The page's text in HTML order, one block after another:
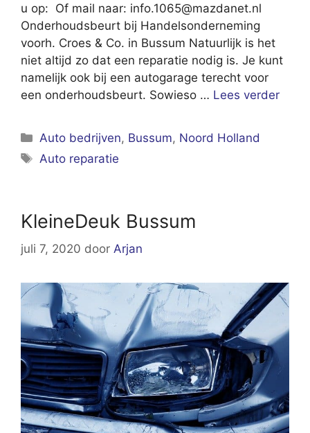
u op: Of mail naar: info.1065@mazdanet.nl
Onderhoudsbeurt bij Handelsonderneming
voorh. Croes & Co. in Bussum Natuurlijk is het
niet altijd zo dat een reparatie nodig is. Je kunt
namelijk ook bij een autogarage terecht voor
een onderhoudsbeurt. Sowieso … Lees verder
Categorieën
Auto bedrijven, Bussum, Noord Holland
Tags
Auto reparatie
KleineDeuk Bussum
juli 7, 2020 door Arjan